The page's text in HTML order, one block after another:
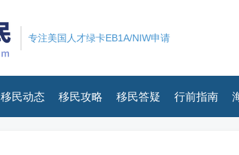
专注美国人才绿卡EB1A/NIW申请
移民动态 移民攻略 移民答疑 行前指南